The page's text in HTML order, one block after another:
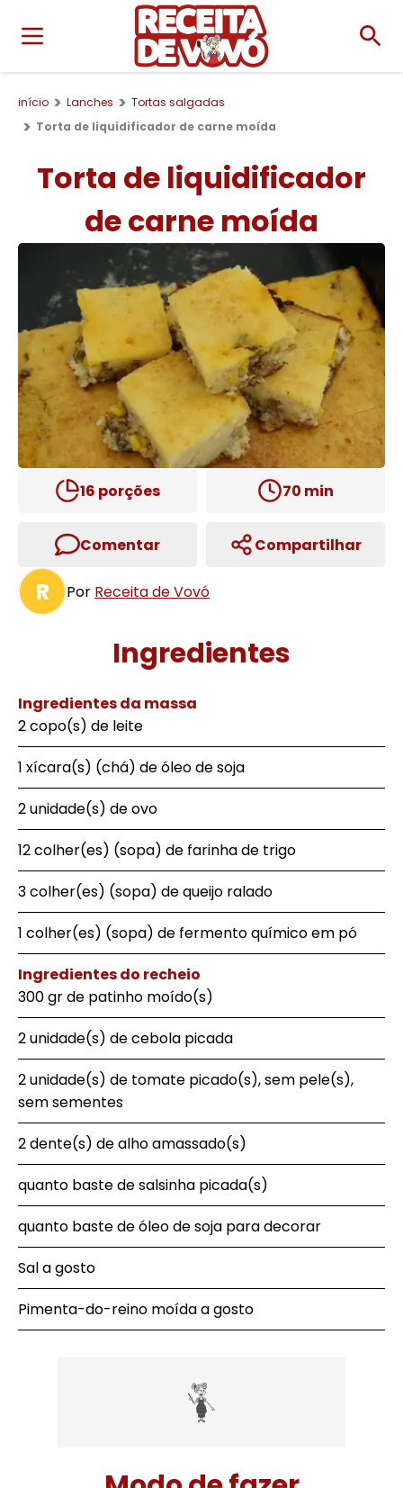
início Lanches
Tortas salgadas
Torta de liquidificador de carne moída
Torta de liquidificador
de carne moída
16 porções 70 min
Comentar Compartilhar
R Por Receita de Vovó
Ingredientes
Ingredientes da massa
2 copo(s) de leite
1 xícara(s) (chá) de óleo de soja
2 unidade(s) de ovo
12 colher(es) (sopa) de farinha de trigo
3 colher(es) (sopa) de queijo ralado
1 colher(es) (sopa) de fermento químico em pó
Ingredientes do recheio
300 gr de patinho moído(s)
2 unidade(s) de cebola picada
2 unidade(s) de tomate picado(s), sem pele(s),
sem sementes
2 dente(s) de alho amassado(s)
quanto baste de salsinha picada(s)
quanto baste de óleo de soja para decorar
Sal a gosto
Pimenta-do-reino moída a gosto